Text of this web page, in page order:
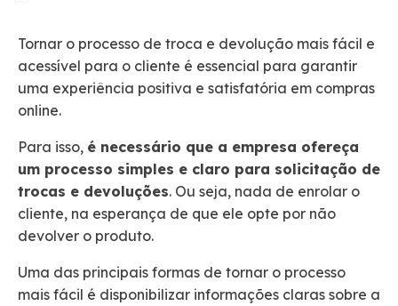
Tornar o processo de troca e devolução mais fácil e
acessível para o cliente é essencial para garantir
uma experiência positiva e satisfatória em compras
online.
Para isso, é necessário que a empresa ofereça
um processo simples e claro para solicitação de
trocas e devoluções. Ou seja, nada de enrolar o
cliente, na esperança de que ele opte por não
devolver o produto.
Uma das principais formas de tornar o processo
mais fácil é disponibilizar informações claras sobre a